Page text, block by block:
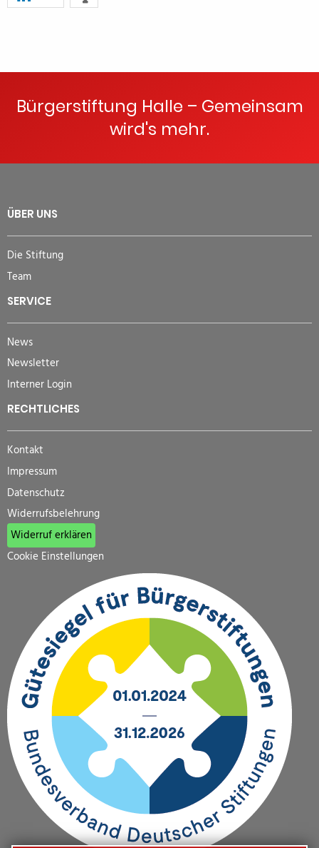
Bürgerstiftung Halle – Gemeinsam
wird's mehr.
ÜBER UNS
Die Stiftung
Team
SERVICE
News
Newsletter
Interner Login
RECHTLICHES
Kontakt
Impressum
Datenschutz
Widerrufsbelehrung
Widerruf erklären
Cookie Einstellungen